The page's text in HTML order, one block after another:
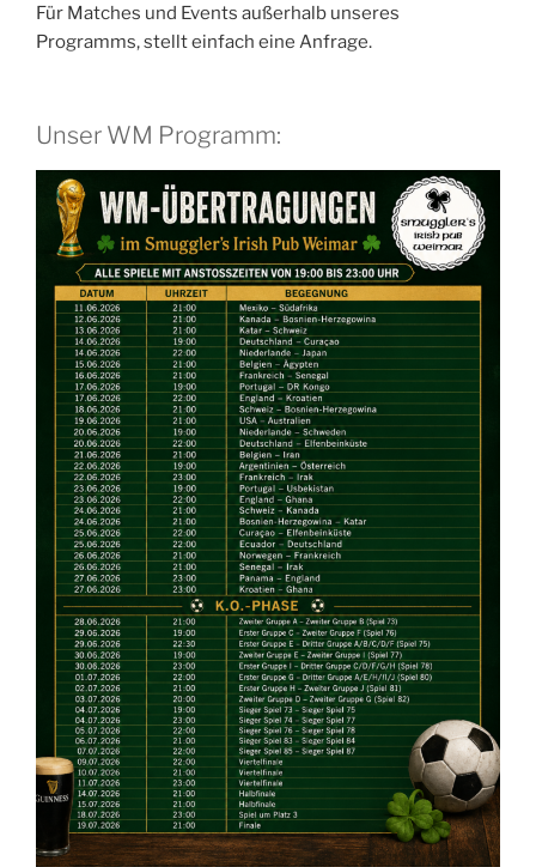
Für Matches und Events außerhalb unseres
Programms, stellt einfach eine Anfrage.
Unser WM Programm: